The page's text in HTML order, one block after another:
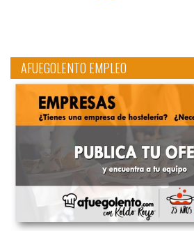
AFUEGOLENTO EMPLEO